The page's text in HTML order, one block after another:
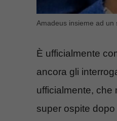
Amadeus insieme ad un
È ufficialmente
ancora gli
ufficialmente, che
super ospite